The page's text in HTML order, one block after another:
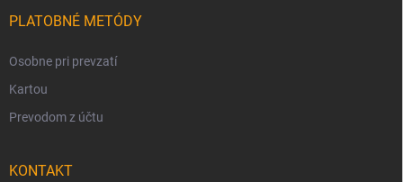
PLATOBNÉ METÓDY
Osobne pri prevzatí
Kartou
Prevodom z účtu
KONTAKT